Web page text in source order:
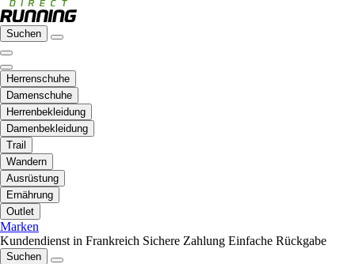
Suchen
Herrenschuhe
Damenschuhe
Herrenbekleidung
Damenbekleidung
Trail
Wandern
Ausrüstung
Ernährung
Outlet
Marken
Kundendienst in Frankreich Sichere Zahlung Einfache Rückgabe
Suchen